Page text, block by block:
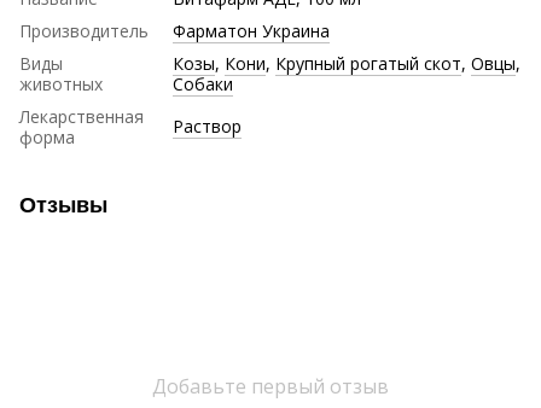
Производитель
Фарматон Украина
Виды
животных
Козы, Кони, Крупный рогатый скот, Овцы,
Собаки
Лекарственная
форма
Раствор
Отзывы
Добавьте первый отзыв